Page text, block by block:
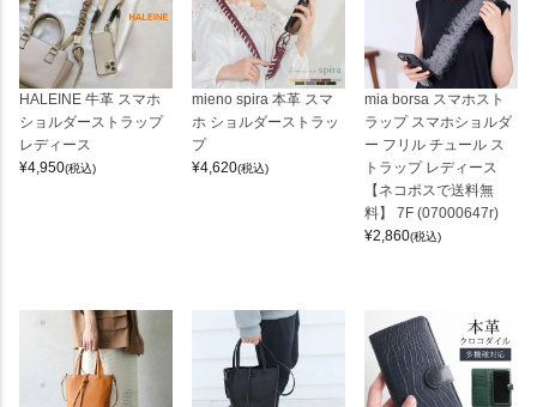
HALEINE 牛革 スマホ
ショルダーストラップ
レディース
¥4,950(税込)
mieno spira 本革 スマ
ホ ショルダーストラッ
プ
¥4,620(税込)
mia borsa スマホスト
ラップ スマホショルダ
ー フリル チュール ス
トラップ レディース
【ネコポスで送料無
料】 7F (07000647r)
¥2,860(税込)